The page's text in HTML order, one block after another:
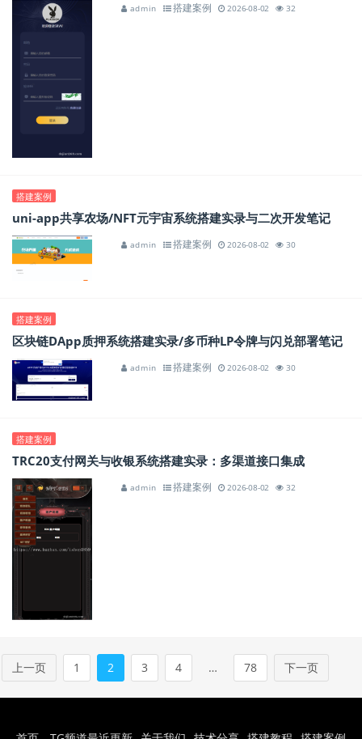
admin 搭建案例 2026-08-02 32
搭建案例
uni-app共享农场/NFT元宇宙系统搭建实录与二次开发笔记
admin 搭建案例 2026-08-02 30
搭建案例
区块链DApp质押系统搭建实录/多币种LP令牌与闪兑部署笔记
admin 搭建案例 2026-08-02 30
搭建案例
TRC20支付网关与收银系统搭建实录：多渠道接口集成
admin 搭建案例 2026-08-02 32
上一页 1 2 3 4 … 78 下一页